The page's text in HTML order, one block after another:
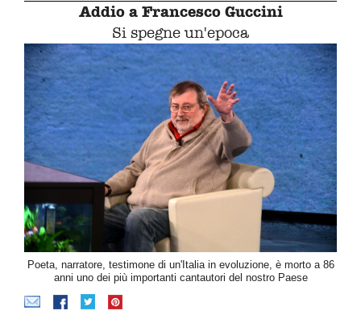
Addio a Francesco Guccini
Si spegne un'epoca
Poeta, narratore, testimone di un'Italia in evoluzione, è morto a 86
anni uno dei più importanti cantautori del nostro Paese